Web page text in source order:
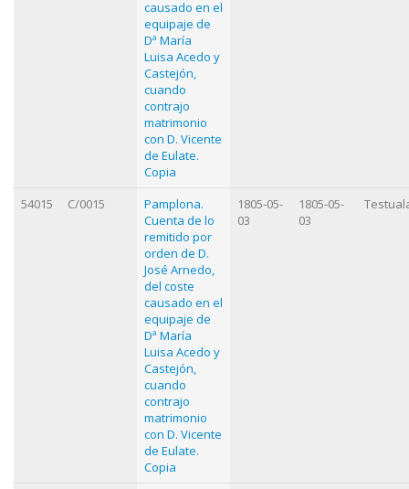
causado en el
equipaje de
Dª María
Luisa Acedo y
Castejón,
cuando
contrajo
matrimonio
con D. Vicente
de Eulate.
Copia
54015 C/0015
Pamplona.
Cuenta de lo
remitido por
orden de D.
José Arnedo,
del coste
causado en el
equipaje de
Dª María
Luisa Acedo y
Castejón,
cuando
contrajo
matrimonio
con D. Vicente
de Eulate.
Copia
1805-05-
03
1805-05-
03